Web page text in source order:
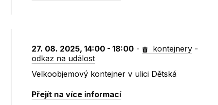
27. 08. 2025, 14:00 - 18:00 - kontejnery -
odkaz na událost
Velkoobjemový kontejner v ulici Dětská
Přejít na více informací